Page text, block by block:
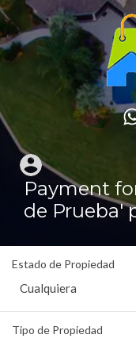
Payment
de Prueba'
Estado de Propiedad
Cualquiera
Tipo de Propiedad